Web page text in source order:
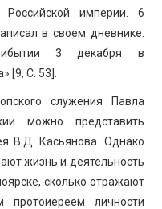
Российской империи. 6
в своем дневнике:
3 декабря в
[9, C. 53].
служения Павла
можно представить
В.Д. Касьянова. Однако
жизнь и деятельность
сколько отражают
протоиереем личности